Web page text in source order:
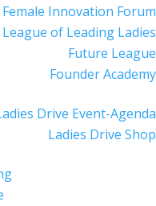
Female Innovation Forum
League of Leading Ladies
Future League
Founder Academy
Drive Event-Agenda
Ladies Drive Shop